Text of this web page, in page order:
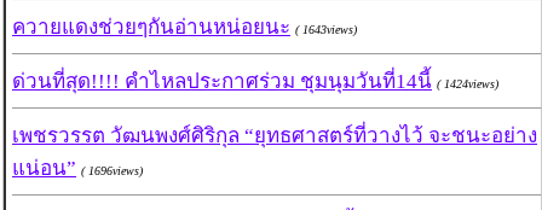
ควายแดงช่วยๆกันอ่านหน่อยนะ ( 1643views)
ด่วนที่สุด!!!! คำไหลประกาศร่วม ชุมนุมวันที่14นี้ ( 1424views)
เพชรวรรต วัฒนพงศ์ศิริกุล “ยุทธศาสตร์ที่วางไว้ จะชนะอย่าง
แน่อน” ( 1696views)